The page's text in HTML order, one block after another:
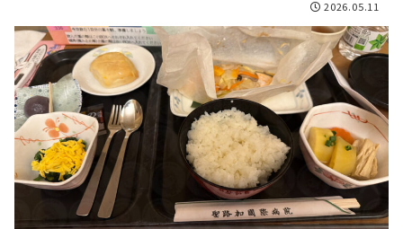
2026.05.11